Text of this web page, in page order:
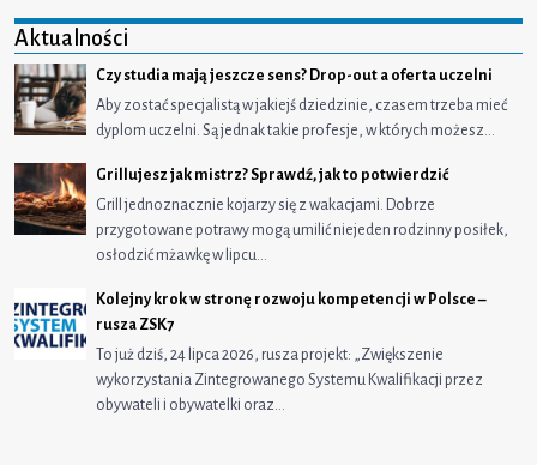
Aktualności
Czy studia mają jeszcze sens? Drop-out a oferta uczelni
Aby zostać specjalistą w jakiejś dziedzinie, czasem trzeba mieć
dyplom uczelni. Są jednak takie profesje, w których możesz…
Grillujesz jak mistrz? Sprawdź, jak to potwierdzić
Grill jednoznacznie kojarzy się z wakacjami. Dobrze
przygotowane potrawy mogą umilić niejeden rodzinny posiłek,
osłodzić mżawkę w lipcu…
Kolejny krok w stronę rozwoju kompetencji w Polsce –
rusza ZSK7
To już dziś, 24 lipca 2026, rusza projekt: „Zwiększenie
wykorzystania Zintegrowanego Systemu Kwalifikacji przez
obywateli i obywatelki oraz…